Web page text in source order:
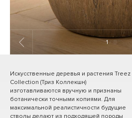
1 / 8
Искусственные деревья и растения Treez
Collection (Триз Коллекшн)
изготавливаются вручную и признаны
ботанически точными копиями. Для
максимальной реалистичности будущие
стволы делают из подходящей породы